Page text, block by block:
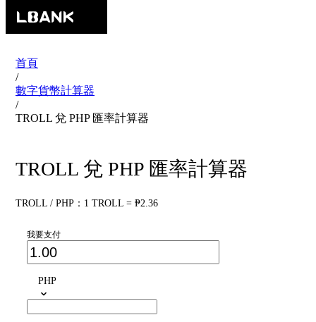
首頁
/
數字貨幣計算器
/
TROLL 兌 PHP 匯率計算器
TROLL 兌 PHP 匯率計算器
TROLL / PHP：1 TROLL = ₱2.36
我要支付
PHP